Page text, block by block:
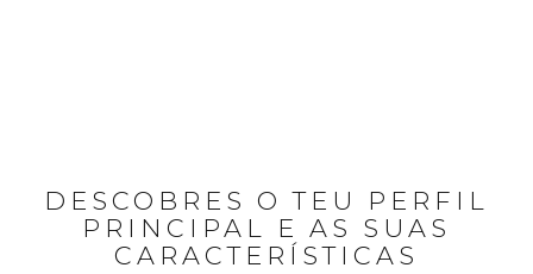
DESCOBRES O TEU PERFIL
PRINCIPAL E AS SUAS
CARACTERÍSTICAS